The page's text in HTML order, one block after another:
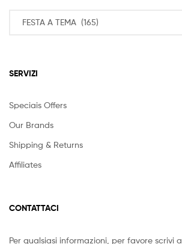
SERVIZI
Speciais Offers
Our Brands
Shipping & Returns
Affiliates
CONTATTACI
Per qualsiasi informazioni, per favore scrivi a